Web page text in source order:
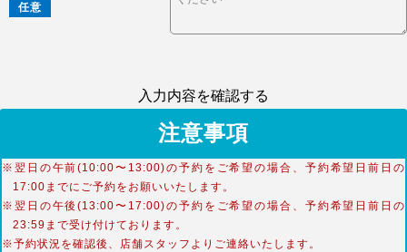
任意
入力内容を確認する
注意事項
※翌日の午前(10:00〜13:00)の予約をご希望の場合、予約希望日前日の
17:00までにご予約をお願いいたします。
※翌日の午後(13:00〜17:00)の予約をご希望の場合、予約希望日前日の
23:59まで受け付けております。
※予約状況を確認後、店舗スタッフよりご連絡いたします。